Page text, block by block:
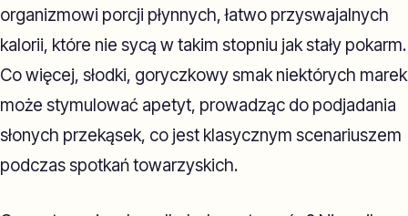
organizmowi porcji płynnych, łatwo przyswajalnych
kalorii, które nie sycą w takim stopniu jak stały pokarm.
Co więcej, słodki, goryczkowy smak niektórych marek
może stymulować apetyt, prowadząc do podjadania
słonych przekąsek, co jest klasycznym scenariuszem
podczas spotkań towarzyskich.